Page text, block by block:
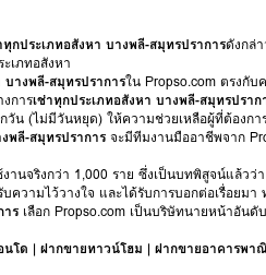
ทุกประเภทอสังหา บางพลี-สมุทรปราการดังกล่
เภทอสังหา
บางพลี-สมุทรปราการใน Propso.com ตรงกั
การเช่าทุกประเภทอสังหา บางพลี-สมุทรปราก
วัน (ไม่มีวันหยุด) ให้ความช่วยเหลือผู้ที่ต้องก
พลี-สมุทรปราการ จะมีทีมงานมืออาชีพจาก
านจริงกว่า 1,000 ราย ซึ่งเป็นบทพิสูจน์แล้วว่
วามไว้วางใจ และได้รับการบอกต่อเรื่อยมา
ร เลือก Propso.com เป็นบริษัทนายหน้าอันดั
นโด | ฝากขายทาวน์โฮม | ฝากขายอาคารพา